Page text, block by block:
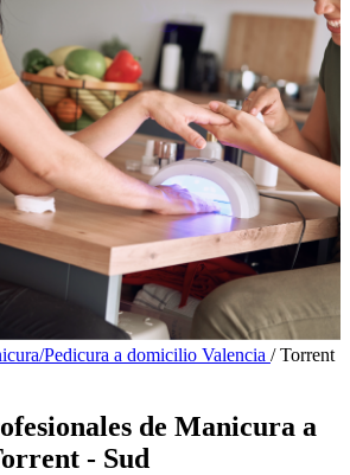
Pedicura a domicilio Valencia / Torrent
de Manicura a
- Sud